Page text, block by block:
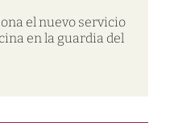
el nuevo servicio
en la guardia del